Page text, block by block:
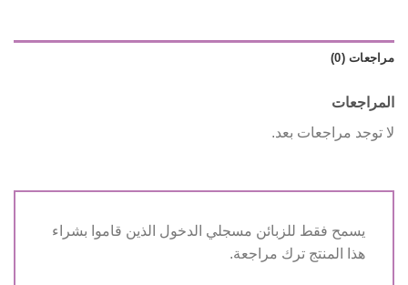
مراجعات (0)
المراجعات
لا توجد مراجعات بعد.
يسمح فقط للزبائن مسجلي الدخول الذين قاموا بشراء
هذا المنتج ترك مراجعة.